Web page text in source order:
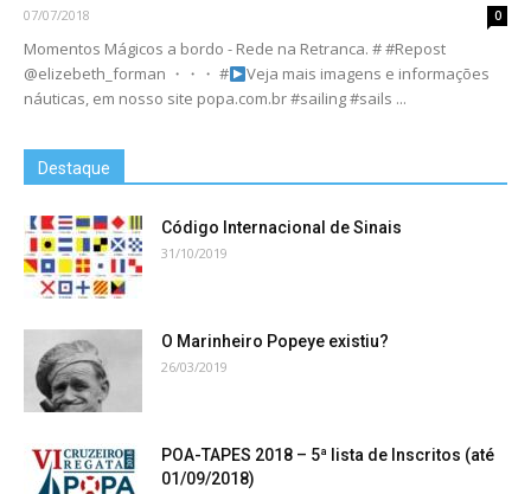
07/07/2018 0
Momentos Mágicos a bordo - Rede na Retranca. # #Repost
@elizebeth_forman ・・・ #
Veja mais imagens e informações
náuticas, em nosso site popa.com.br #sailing #sails ...
Destaque
Código Internacional de Sinais
31/10/2019
O Marinheiro Popeye existiu?
26/03/2019
POA-TAPES 2018 – 5ª lista de Inscritos (até
01/09/2018)